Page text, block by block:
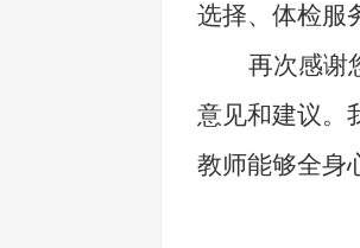
选择、体检服
再次感谢
意见和建议。
教师能够全身